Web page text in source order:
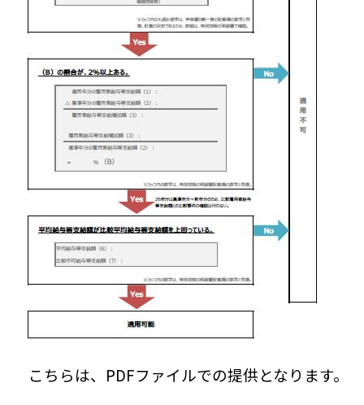
こちらは、PDFファイルでの提供となります。